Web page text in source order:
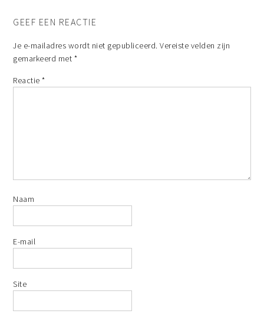
GEEF EEN REACTIE
Je e-mailadres wordt niet gepubliceerd. Vereiste velden zijn
gemarkeerd met *
Reactie*
Naam
E-mail
Site